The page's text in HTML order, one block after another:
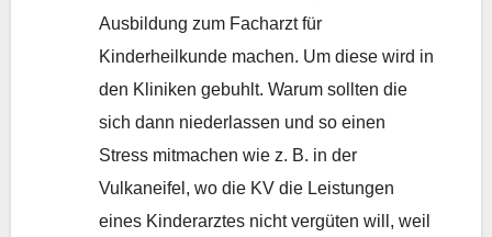
Ausbildung zum Facharzt für
Kinderheilkunde machen. Um diese wird in
den Kliniken gebuhlt. Warum sollten die
sich dann niederlassen und so einen
Stress mitmachen wie z. B. in der
Vulkaneifel, wo die KV die Leistungen
eines Kinderarztes nicht vergüten will, weil